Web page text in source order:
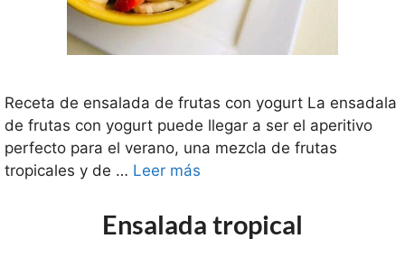
Receta de ensalada de frutas con yogurt La ensadala
de frutas con yogurt puede llegar a ser el aperitivo
perfecto para el verano, una mezcla de frutas
tropicales y de … Leer más
Ensalada tropical